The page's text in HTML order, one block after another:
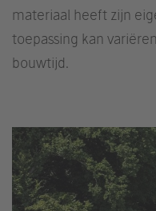
materiaal heeft zijn
toepassing kan
bouwtijd.